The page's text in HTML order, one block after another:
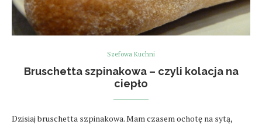
Szefowa Kuchni
Bruschetta szpinakowa – czyli kolacja na
ciepło
Dzisiaj bruschetta szpinakowa. Mam czasem ochotę na sytą,